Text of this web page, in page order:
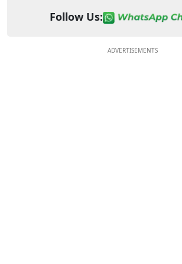
Follow Us:
ADVERTISEMENTS